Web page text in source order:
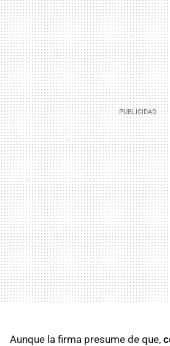
Aunque la firma presume de que,